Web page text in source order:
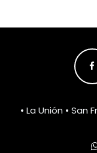
• La Unión • San